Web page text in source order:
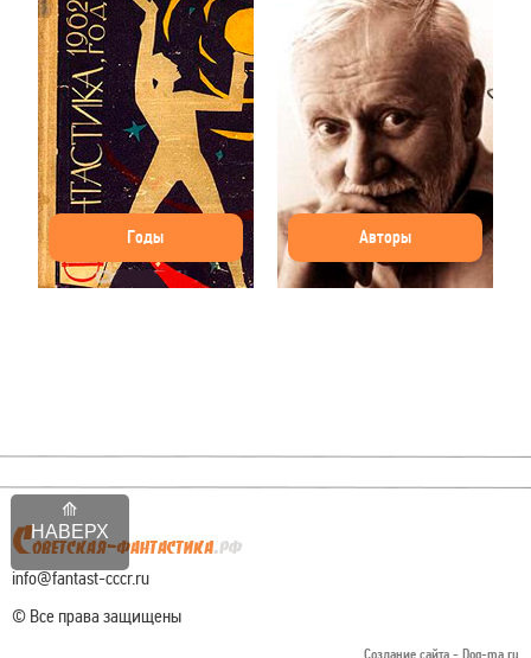
НАВЕРХ
Годы Авторы
info@fantast-cccr.ru
© Все права защищены